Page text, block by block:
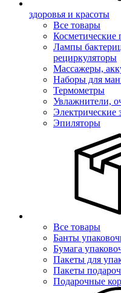
здоровья и красоты
Все товары
Косметические
Лампы
рециркуляторы
Массажеры,
Наборы для
Термометры
Увлажнители,
Электрические
Эпиляторы
Все товары
Банты
Бумага
Пакеты для
Пакеты
Подарочные